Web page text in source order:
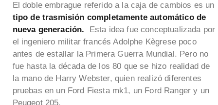
El doble embrague referido a la caja de cambios es un
tipo de trasmisión completamente automático de
nueva generación. Esta idea fue conceptualizada por
el ingeniero militar francés Adolphe Kègrese poco
antes de estallar la Primera Guerra Mundial. Pero no
fue hasta la década de los 80 que se hizo realidad de
la mano de Harry Webster, quien realizó diferentes
pruebas en un Ford Fiesta mk1, un Ford Ranger y un
Peugeot 205.